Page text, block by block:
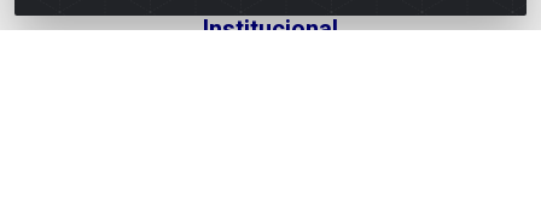
Institucional